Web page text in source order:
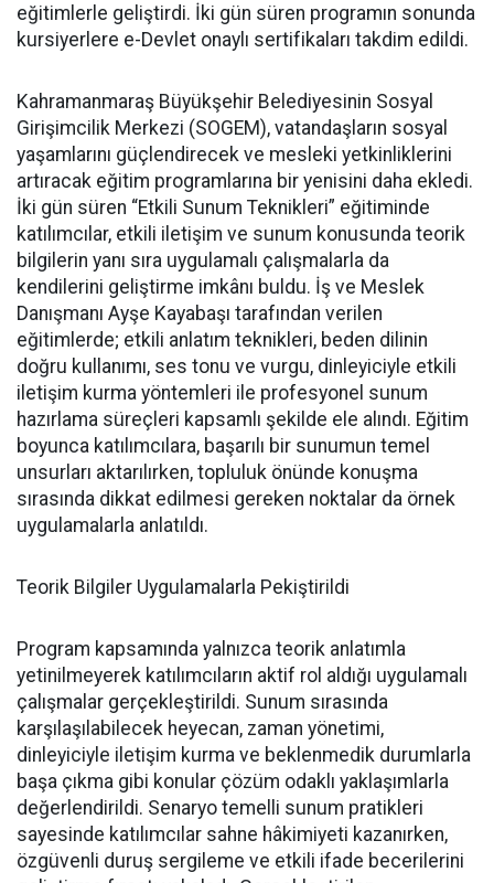
eğitimlerle geliştirdi. İki gün süren programın sonunda
kursiyerlere e-Devlet onaylı sertifikaları takdim edildi.
Kahramanmaraş Büyükşehir Belediyesinin Sosyal
Girişimcilik Merkezi (SOGEM), vatandaşların sosyal
yaşamlarını güçlendirecek ve mesleki yetkinliklerini
artıracak eğitim programlarına bir yenisini daha ekledi.
İki gün süren “Etkili Sunum Teknikleri” eğitiminde
katılımcılar, etkili iletişim ve sunum konusunda teorik
bilgilerin yanı sıra uygulamalı çalışmalarla da
kendilerini geliştirme imkânı buldu. İş ve Meslek
Danışmanı Ayşe Kayabaşı tarafından verilen
eğitimlerde; etkili anlatım teknikleri, beden dilinin
doğru kullanımı, ses tonu ve vurgu, dinleyiciyle etkili
iletişim kurma yöntemleri ile profesyonel sunum
hazırlama süreçleri kapsamlı şekilde ele alındı. Eğitim
boyunca katılımcılara, başarılı bir sunumun temel
unsurları aktarılırken, topluluk önünde konuşma
sırasında dikkat edilmesi gereken noktalar da örnek
uygulamalarla anlatıldı.
Teorik Bilgiler Uygulamalarla Pekiştirildi
Program kapsamında yalnızca teorik anlatımla
yetinilmeyerek katılımcıların aktif rol aldığı uygulamalı
çalışmalar gerçekleştirildi. Sunum sırasında
karşılaşılabilecek heyecan, zaman yönetimi,
dinleyiciyle iletişim kurma ve beklenmedik durumlarla
başa çıkma gibi konular çözüm odaklı yaklaşımlarla
değerlendirildi. Senaryo temelli sunum pratikleri
sayesinde katılımcılar sahne hâkimiyeti kazanırken,
özgüvenli duruş sergileme ve etkili ifade becerilerini